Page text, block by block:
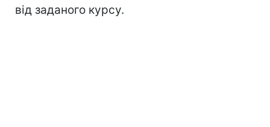
від заданого курсу.